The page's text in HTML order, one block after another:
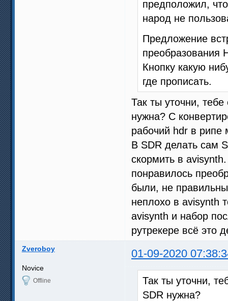
предположил,
народ не
Предложение
преобразования
Кнопку какую
где прописать.
Так ты уточни,
нужна? С
рабочий hdr в рипе
В SDR делать сам
скормить в
понравилось
были, не
неплохо в avisynth
avisynth и набор
рутрекере всё это
Zveroboy 01-09-2020
Novice
Offline
Так ты уточни,
SDR нужна?